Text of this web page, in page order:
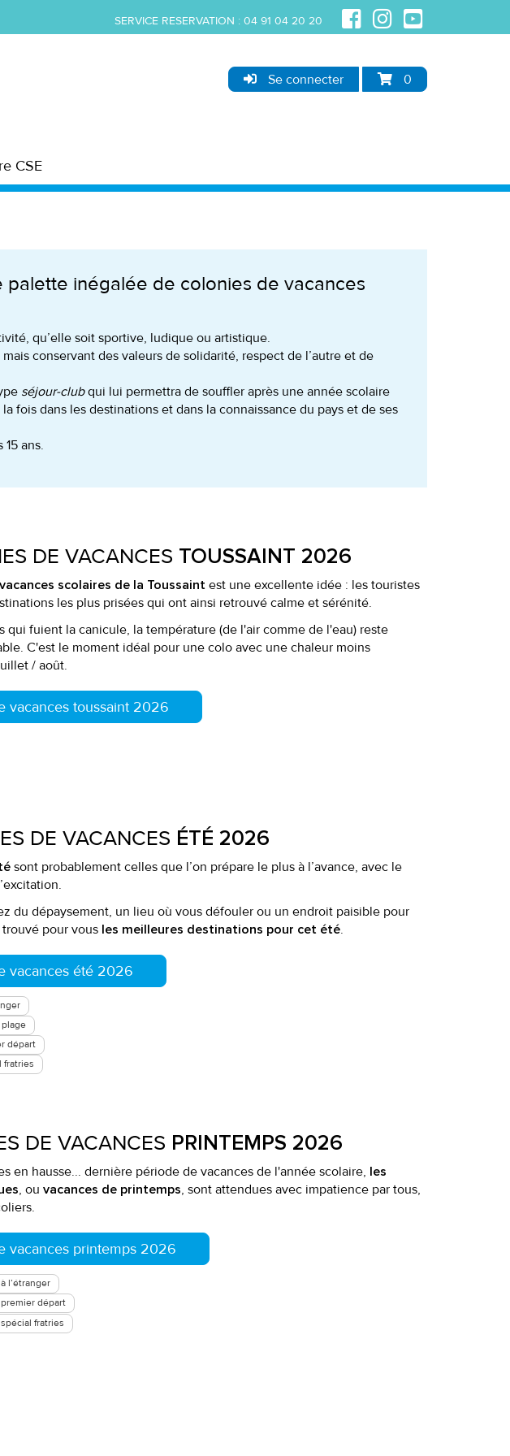
SERVICE RESERVATION : 04 91 04 20 20
Se connecter 0
CSE
inégalée de colonies de vacances
qu’elle soit sportive, ludique ou artistique.
conservant des valeurs de solidarité, respect de l’autre et de
séjour-clubqui lui permettra de souffler après une année scolaire
fois dans les destinations et dans la connaissance du pays et de ses
15 ans.
DE VACANCES TOUSSAINT 2026
vacances scolaires de la Toussaint est une excellente idée : les touristes
les plus prisées qui ont ainsi retrouvé calme et sérénité.
qui fuient la canicule, la température (de l'air comme de l'eau) reste
C'est le moment idéal pour une colo avec une chaleur moins
/ août.
vacances toussaint 2026
DE VACANCES ÉTÉ 2026
sont probablement celles que l’on prépare le plus à l’avance, avec le
du dépaysement, un lieu où vous défouler ou un endroit paisible pour
pour vous les meilleures destinations pour cet été.
vacances été 2026
départ
fratries
DE VACANCES PRINTEMPS 2026
en hausse... dernière période de vacances de l'année scolaire,
les
, ouvacances de printemps, sont attendues avec impatience par tous,
vacances printemps 2026
l’étranger
départ
fratries